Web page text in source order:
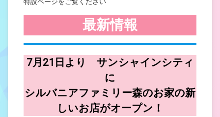
最新情報
7月21日より サンシャインシティ
に
シルバニアファミリー森のお家の新
しいお店がオープン！